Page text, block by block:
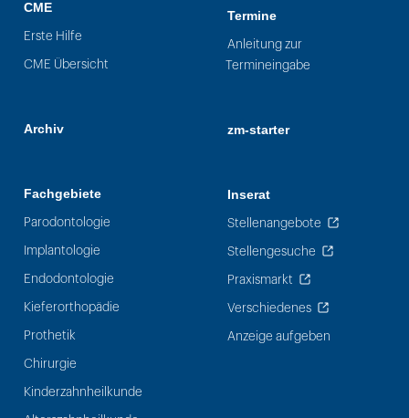
CME
Erste Hilfe
CME Übersicht
Archiv
Fachgebiete
Parodontologie
Implantologie
Endodontologie
Kieferorthopädie
Prothetik
Chirurgie
Kinderzahnheilkunde
Termine
Anleitung zur
Termineingabe
zm-starter
Inserat
Stellenangebote
Stellengesuche
Praxismarkt
Verschiedenes
Anzeige aufgeben